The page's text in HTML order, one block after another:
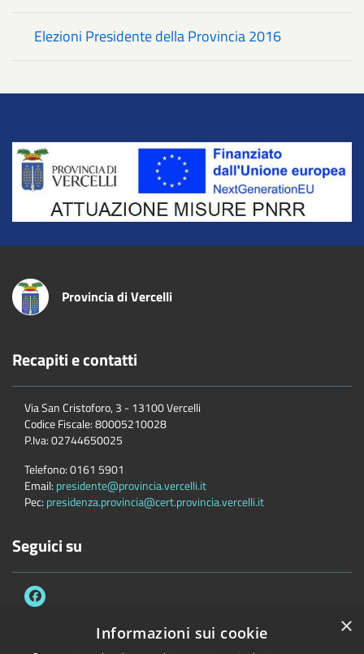
Elezioni Presidente della Provincia 2016
Title
Provincia di Vercelli
Recapiti e contatti
Via San Cristoforo, 3 - 13100 Vercelli
Codice Fiscale:80005210028
P.Iva:02744650025
Telefono:0161 5901
Email: presidente@provincia.vercelli.it
Pec: presidenza.provincia@cert.provincia.vercelli.it
Seguici su
×
Informazioni sui cookie